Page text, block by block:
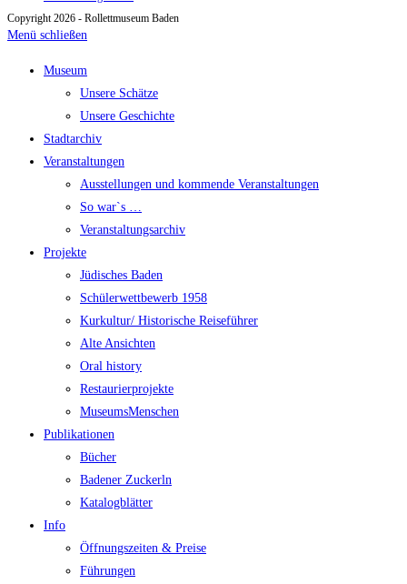
Copyright 2026 - Rollettmuseum Baden
Menü schließen
Museum
Unsere Schätze
Unsere Geschichte
Stadtarchiv
Veranstaltungen
Ausstellungen und kommende Veranstaltungen
So war`s …
Veranstaltungsarchiv
Projekte
Jüdisches Baden
Schülerwettbewerb 1958
Kurkultur/ Historische Reiseführer
Alte Ansichten
Oral history
Restaurierprojekte
MuseumsMenschen
Publikationen
Bücher
Badener Zuckerln
Katalogblätter
Info
Öffnungszeiten & Preise
Führungen